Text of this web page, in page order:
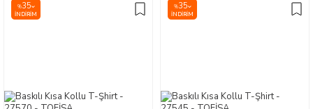
%35
İNDIRIM
%35
İNDIRIM